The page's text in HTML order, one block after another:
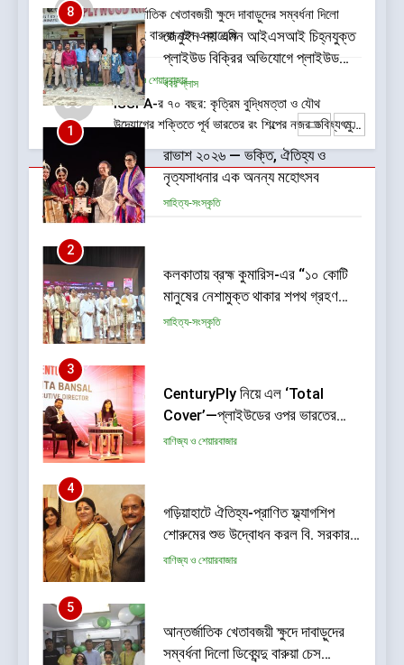
05
আন্তর্জাতিক খেতাবজয়ী ক্ষুদে দাবাড়ুদের সম্বর্ধনা দিলো
ডিব্যেন্দু বারুয়া চেস একাডেমি
06
বাণিজ্য ও শেয়ারবাজার
ISSPA-র ৭০ বছর: কৃত্রিম বুদ্ধিমত্তা ও যৌথ
উদ্যোগের শক্তিতে পূর্ব ভারতের রং শিল্পের নজর ভবিষ্যৎমুখী
প্রবৃদ্ধিতে
Trending
দক্ষিণ 24 পরগনা-700084-তে BIS-
এর তল্লাশি ও জব্দ অভিযান
1
রাভাশ ২০২৬ — ভক্তি, ঐতিহ্য ও
নৃত্যসাধনার এক অনন্য মহোৎসব
সাহিত্য-সংস্কৃতি
2
কলকাতায় ব্রহ্ম কুমারিস-এর “১০ কোটি
মানুষের নেশামুক্ত থাকার শপথ গ্রহণ
বিষয়ক মেগা ক্যাম্পেইন”-এর সূচনা
সাহিত্য-সংস্কৃতি
3
CenturyPly নিয়ে এল ‘Total
Cover’—প্লাইউডের ওপর ভারতের
প্রথম পূর্ণাঙ্গ ওয়ারেন্টি যা আসবাবপত্র
বাণিজ্য ও শেয়ারবাজার
4
গড়িয়াহাটে ঐতিহ্য-প্রাণিত ফ্ল্যাগশিপ
শোরুমের শুভ উদ্বোধন করল বি. সরকার
জহুরী
বাণিজ্য ও শেয়ারবাজার
5
আন্তর্জাতিক খেতাবজয়ী ক্ষুদে দাবাড়ুদের
সম্বর্ধনা দিলো ডিব্যেন্দু বারুয়া চেস
একাডেমি
খেলা
6
ISSPA-র ৭০ বছর: কৃত্রিম বুদ্ধিমত্তা
ও যৌথ উদ্যোগের শক্তিতে পূর্ব ভারতের